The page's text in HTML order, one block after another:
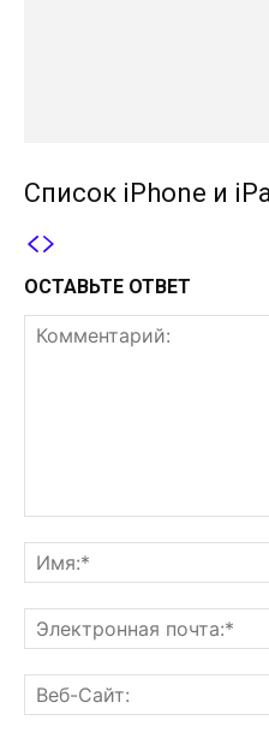
Список iPhone и
ОСТАВЬТЕ ОТВЕТ